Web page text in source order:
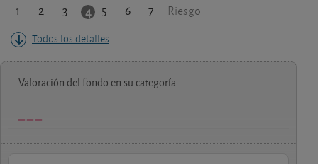
1 2 3 4 5 6 7 Riesgo
Todos los detalles
Valoración del fondo en su categoría